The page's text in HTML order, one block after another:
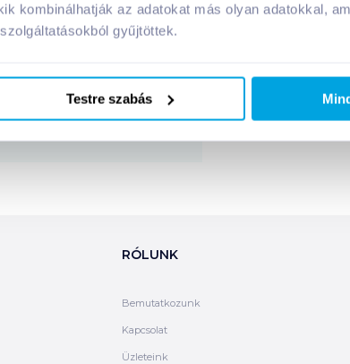
kombinálhatják az adatokat más olyan adatokkal,
gyűjtöttek.
Testre szabás
Megosztás
RÓLUNK
Bemutatkozunk
Kapcsolat
Üzleteink